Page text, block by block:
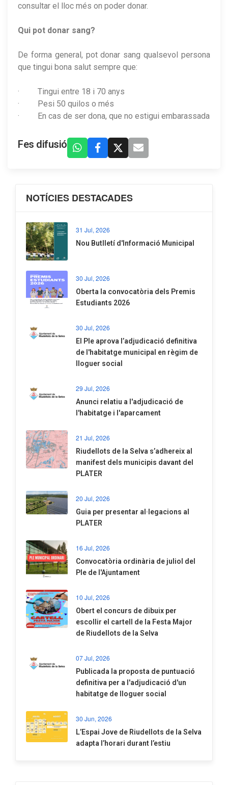
consultar el lloc més on poder donar.
Qui pot donar sang?
De forma general, pot donar sang qualsevol persona
que tingui bona salut sempre que:
· Tingui entre 18 i 70 anys
· Pesi 50 quilos o més
· En cas de ser dona, que no estigui embarassada
Fes difusió
NOTÍCIES DESTACADES
31 Jul, 2026
Nou Butlletí d'Informació Municipal
30 Jul, 2026
Oberta la convocatòria dels Premis
Estudiants 2026
30 Jul, 2026
El Ple aprova l’adjudicació definitiva
de l'habitatge municipal en règim de
lloguer social
29 Jul, 2026
Anunci relatiu a l'adjudicació de
l'habitatge i l'aparcament
21 Jul, 2026
Riudellots de la Selva s’adhereix al
manifest dels municipis davant del
PLATER
20 Jul, 2026
​Guia per presentar al·legacions al
PLATER
16 Jul, 2026
Convocatòria ordinària de juliol del
Ple de l'Ajuntament
10 Jul, 2026
​Obert el concurs de dibuix per
escollir el cartell de la Festa Major
de Riudellots de la Selva
07 Jul, 2026
​Publicada la proposta de puntuació
definitiva per a l'adjudicació d'un
habitatge de lloguer social
30 Jun, 2026
​L’Espai Jove de Riudellots de la Selva
adapta l’horari durant l’estiu